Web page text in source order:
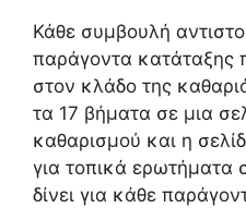
Κάθε συμβουλή
παράγοντα κατάταξης
στον κλάδο της
τα 17 βήματα σε μια
καθαρισμού και η
για τοπικά ερωτήματα
δίνει για κάθε